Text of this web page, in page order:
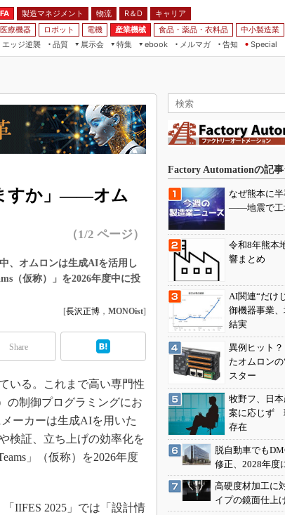
FA 製造マネジメント 物流 R＆D
キャリア
医療機器 ロボット 電機 産業機械 食品・薬品・衣料品
中小製造業
エッジ逆襲 品質
展示会
ピューティング
ーション展
ルド
特集
クルマ
ドサービス
画像技術
ツインとCAE
トリー4.0
ション
ッグデータ
ebook
製造マネジメント
FA
モビリティ
メルマガ
告知 Special
すか」――オム
（1/2 ページ）
、オムロンは生成AIを活用し
（仮称）」を2026年度中に投
[長沢正博 ， MONOist]
Share
いる。これまで高い専門性
の制御プログラミングにお
ーカーは生成AIを用いた
検証、立ち上げの効率化を
」（仮称）を2026年度
IIFES 2025」では「設計情
Factory Automationの記
なぜ熊本に
――地震で工
令和8年熊本
響まとめ
AI関連“だけ
御機器事業
結実
異例ヒット
たオムロン
スター
牧野フ、日
案に応じず
存在
脱自動車でも
修正、2028年度
高硬度材加工に
イプの鏡面仕上